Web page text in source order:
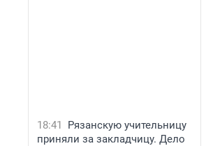
18:41
Рязанскую учительницу
приняли за закладчицу. Дело